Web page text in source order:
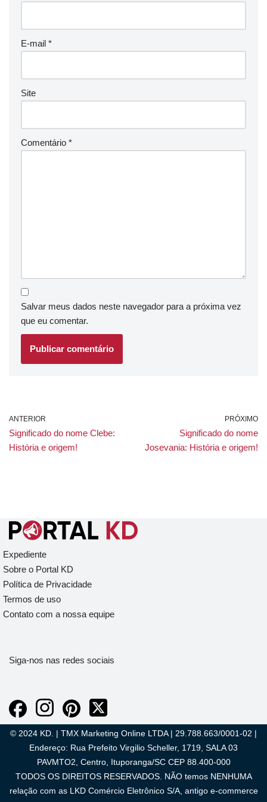
E-mail *
Site
Comentário *
Salvar meus dados neste navegador para a próxima vez
que eu comentar.
ANTERIOR
Significado do nome Clebe:
História e origem!
PRÓXIMO
Significado do nome
Josevania: História e origem!
Expediente
Sobre o Portal KD
Política de Privacidade
Termos de uso
Contato com a nossa equipe
Siga-nos nas redes sociais
© 2024 KD. | TMX Marketing Online LTDA | 29.788.663/0001-02 |
Endereço: Rua Prefeito Virgilio Scheller, 1719, SALA 03
PAVMTO2, Centro, Ituporanga/SC CEP 88.400-000
TODOS OS DIREITOS RESERVADOS. NÃO temos NENHUMA
relação com as LKD Comércio Eletrônico S/A, antigo e-commerce